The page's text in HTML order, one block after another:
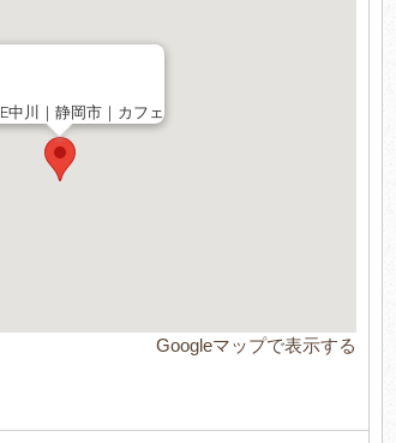
中川｜静岡市｜カフェ
Googleマップで表示する